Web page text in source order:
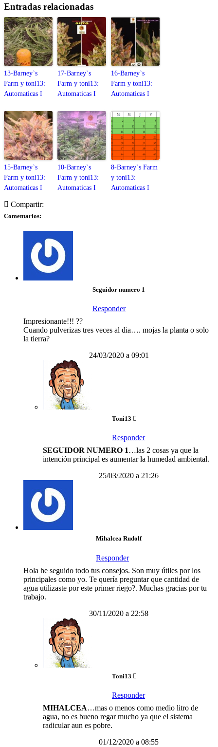
Entradas relacionadas
13-Barney`s
Farm y toni13:
Automaticas I
17-Barney`s
Farm y toni13:
Automaticas I
16-Barney`s
Farm y toni13:
Automaticas I
15-Barney`s
Farm y toni13:
Automaticas I
10-Barney`s
Farm y toni13:
Automaticas I
8-Barney`s Farm
y toni13:
Automaticas I
Compartir:
Comentarios:
Seguidor numero 1
Responder
Impresionante!!! ??
Cuando pulverizas tres veces al dia…. mojas la planta o solo
la tierra?
24/03/2020 a 09:01
Toni13
Responder
SEGUIDOR NUMERO 1…las 2 cosas ya que la
intención principal es aumentar la humedad ambiental.
25/03/2020 a 21:26
Mihalcea Rudolf
Responder
Hola he seguido todo tus consejos. Son muy útiles por los
principales como yo. Te quería preguntar que cantidad de
agua utilizaste por este primer riego?. Muchas gracias por tu
trabajo.
30/11/2020 a 22:58
Toni13
Responder
MIHALCEA…mas o menos como medio litro de
agua, no es bueno regar mucho ya que el sistema
radicular aun es pobre.
01/12/2020 a 08:55